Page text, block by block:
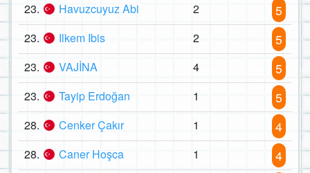
23. Havuzcuyuz Abi 2 5
23. Ilkem Ibis 2 5
23. VAJİNA 4 5
23. Tayip Erdoğan 1 5
28. Cenker Çakır 1 4
28. Caner Hoşca 1 4